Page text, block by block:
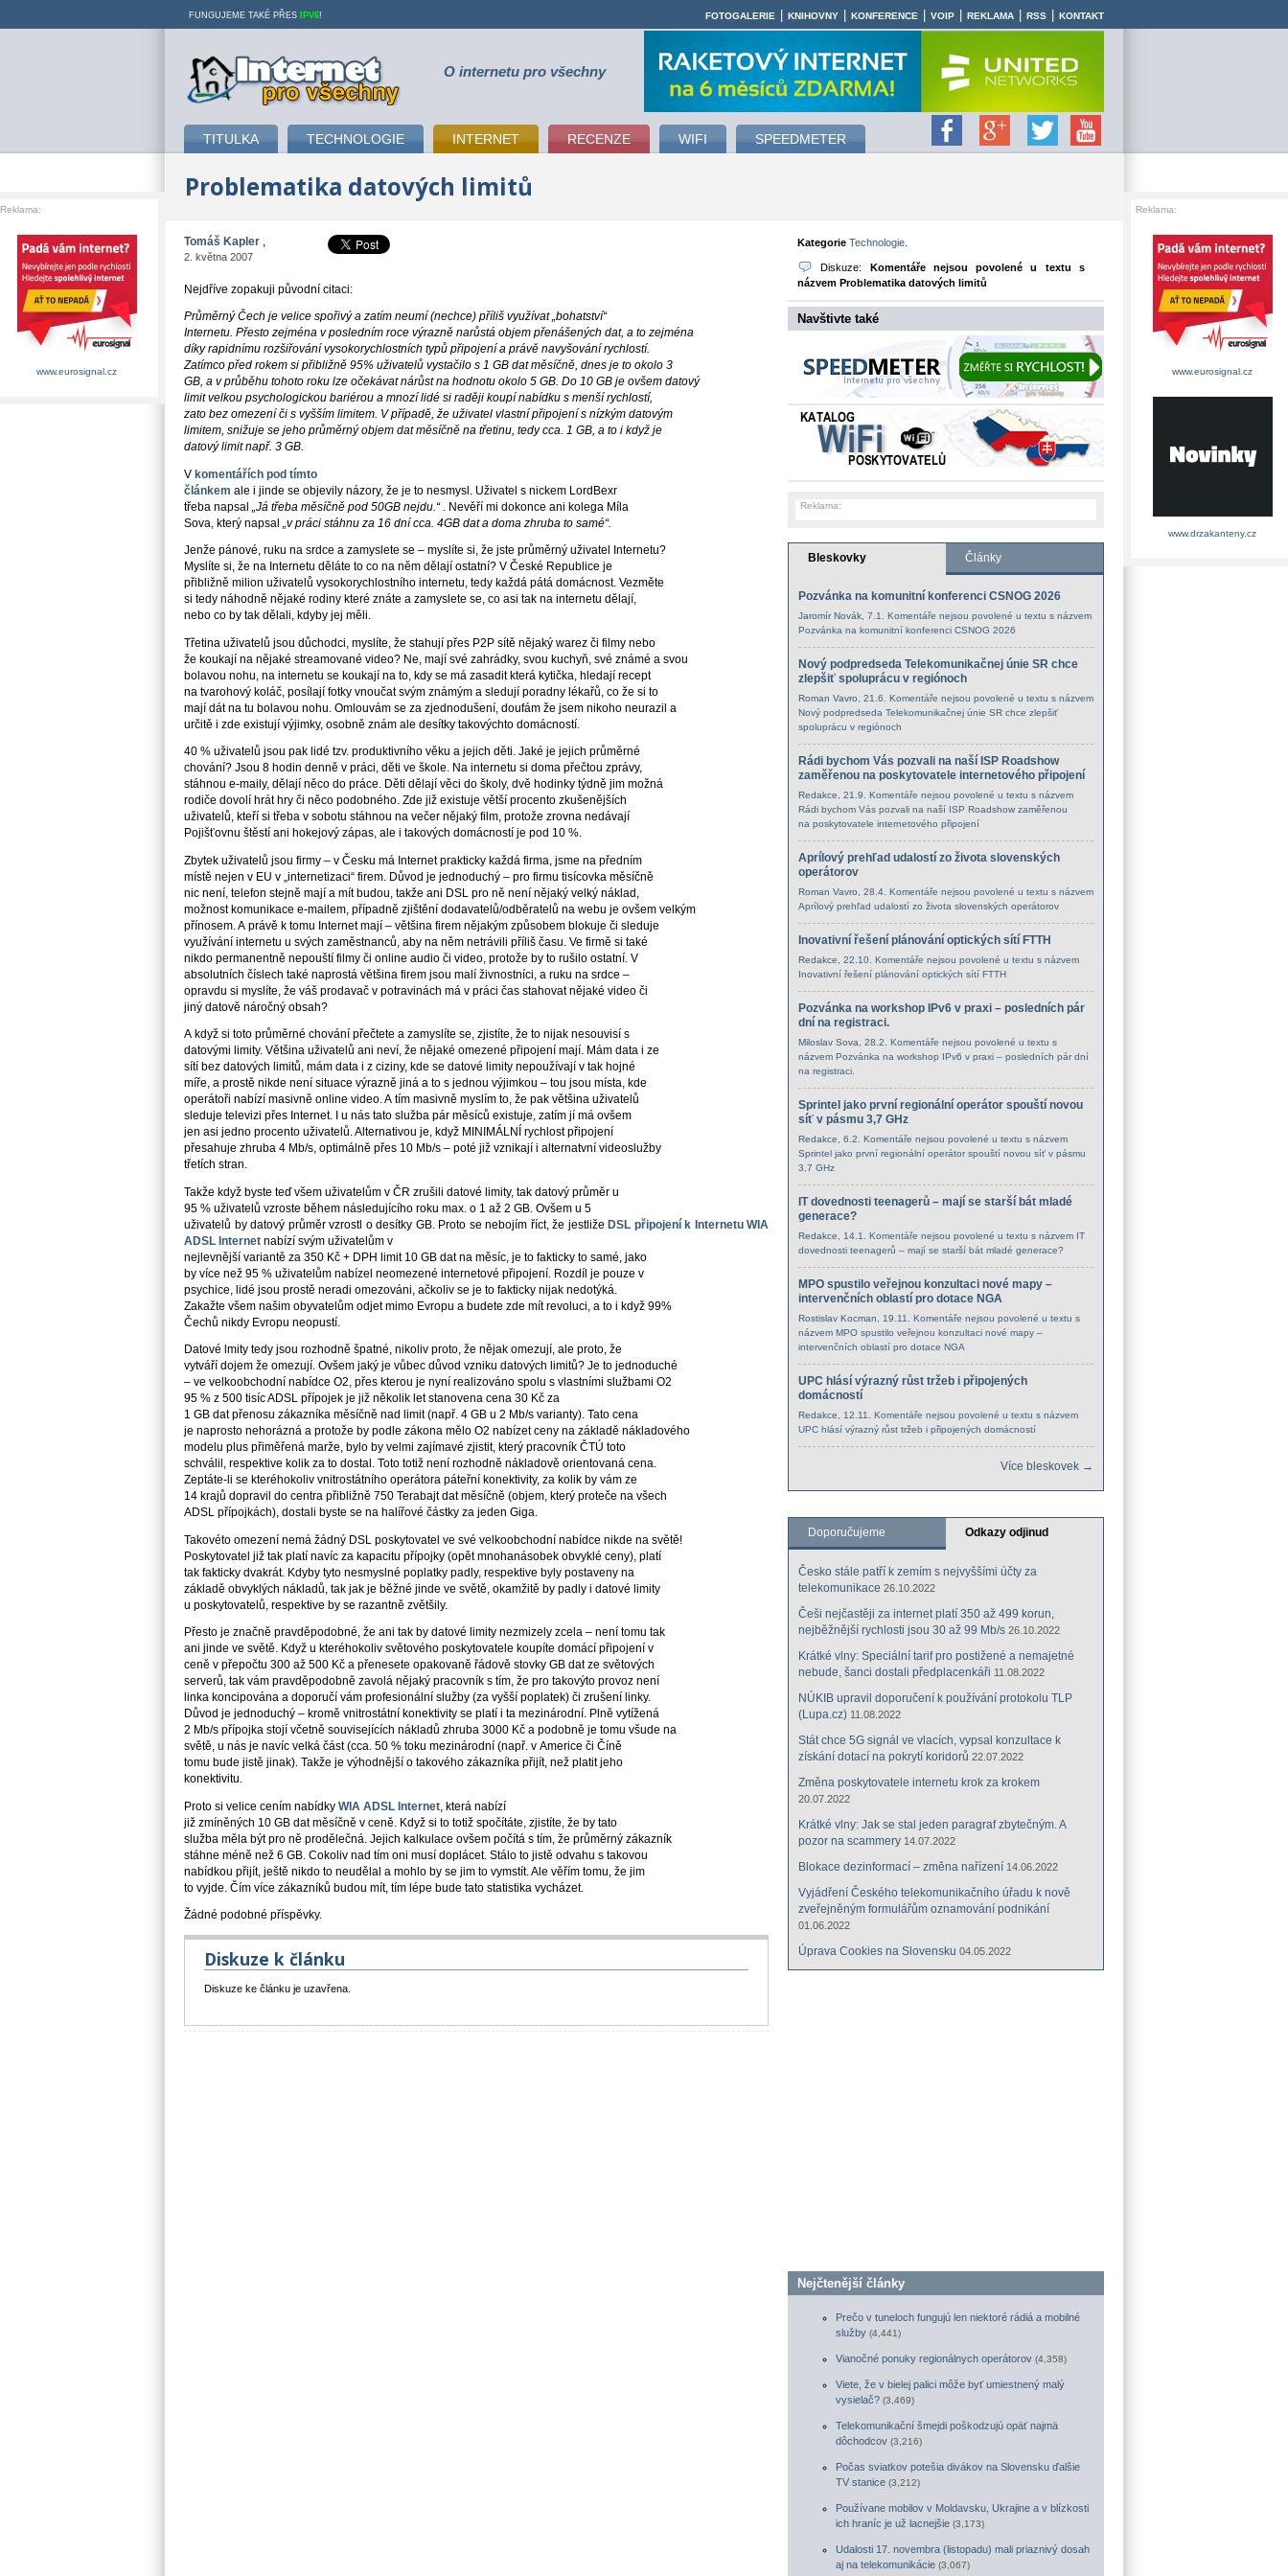
Internet pro všechny O internetu pro všechny
TITULKA TECHNOLOGIE INTERNET RECENZE WIFI SPEEDMETER
FUNGUJEME TAKÉ PŘES IPV6! FOTOGALERIE KNIHOVNY KONFERENCE VOIP REKLAMA RSS KONTAKT
Problematika datových limitů
Tomáš Kapler
2. května 2007
Nejdříve zopakuji původní citaci:
Průměrný Čech je velice spořivý a zatím neumí (nechce) příliš využívat „bohatství“
Internetu. Přesto zejména v posledním roce výrazně narůstá objem přenášených dat, a to zejména
díky rapidnímu rozšiřování vysokorychlostních typů připojení a právě navyšování rychlostí.
Zatímco před rokem si přibližně 95% uživatelů vystačilo s 1 GB dat měsíčně, dnes je to okolo 3
GB, a v průběhu tohoto roku lze očekávat nárůst na hodnotu okolo 5 GB. Do 10 GB je ovšem datový
limit velkou psychologickou bariérou a mnozí lidé si raději koupí nabídku s menší rychlostí,
zato bez omezení či s vyšším limitem. V případě, že uživatel vlastní připojení s nízkým datovým
limitem, snižuje se jeho průměrný objem dat měsíčně na třetinu, tedy cca. 1 GB, a to i když je
datový limit např. 3 GB.
V komentářích pod tímto
článkem ale i jinde se objevily názory, že je to nesmysl. Uživatel s nickem LordBexr
třeba napsal
„Já třeba měsíčně pod 50GB nejdu.“. Nevěří mi dokonce ani kolega Míla
Sova, který napsal
„v práci stáhnu za 16 dní cca. 4GB dat a doma zhruba to samé“.
Jenže pánové, ruku na srdce a zamyslete se – myslíte si, že jste průměrný uživatel Internetu?
Myslíte si, že na Internetu děláte to co na něm dělají ostatní? V České Republice je
přibližně milion uživatelů vysokorychlostního internetu, tedy každá pátá domácnost. Vezměte
si tedy náhodně nějaké rodiny které znáte a zamyslete se, co asi tak na internetu dělají,
nebo co by tak dělali, kdyby jej měli.
Třetina uživatelů jsou důchodci, myslíte, že stahují přes P2P sítě nějaký warez či filmy nebo
že koukají na nějaké streamované video? Ne, mají své zahrádky, svou kuchyň, své známé a svou
bolavou nohu, na internetu se koukají na to, kdy se má zasadit která kytička, hledají recept
na tvarohový koláč, posílají fotky vnoučat svým známým a sledují poradny lékařů, co že si to
mají dát na tu bolavou nohu. Omlouvám se za zjednodušení, doufám že jsem nikoho neurazil a
určitě i zde existují výjimky, osobně znám ale desítky takovýchto domácností.
40 % uživatelů jsou pak lidé tzv. produktivního věku a jejich děti. Jaké je jejich průměrné
chování? Jsou 8 hodin denně v práci, děti ve škole. Na internetu si doma přečtou zprávy,
stáhnou e-maily, dělají něco do práce. Děti dělají věci do školy, dvě hodinky týdně jim možná
rodiče dovolí hrát hry či něco podobného. Zde již existuje větší procento zkušenějších
uživatelů, kteří si třeba v sobotu stáhnou na večer nějaký film, protože zrovna nedávají
Pojišťovnu štěstí ani hokejový zápas, ale i takových domácností je pod 10 %.
Zbytek uživatelů jsou firmy – v Česku má Internet prakticky každá firma, jsme na předním
místě nejen v EU v „internetizaci“ firem. Důvod je jednoduchý – pro firmu tisícovka měsíčně
nic není, telefon stejně mají a mít budou, takže ani DSL pro ně není nějaký velký náklad,
možnost komunikace e-mailem, případně zjištění dodavatelů/odběratelů na webu je ovšem velkým
přínosem. A právě k tomu Internet mají – většina firem nějakým způsobem blokuje či sleduje
využívání internetu u svých zaměstnanců, aby na něm netrávili příliš času. Ve firmě si také
nikdo permanentně nepouští filmy či online audio či video, protože by to rušilo ostatní. V
absolutních číslech také naprostá většina firem jsou malí živnostníci, a ruku na srdce –
opravdu si myslíte, že váš prodavač v potravinách má v práci čas stahovat nějaké video či
jiný datově náročný obsah?
A když si toto průměrné chování přečtete a zamyslíte se, zjistíte, že to nijak nesouvisí s
datovými limity. Většina uživatelů ani neví, že nějaké omezené připojení mají. Mám data i ze
sítí bez datových limitů, mám data i z ciziny, kde se datové limity nepoužívají v tak hojné
míře, a prostě nikde není situace výrazně jiná a to s jednou výjimkou – tou jsou místa, kde
operátoři nabízí masivně online video. A tím masivně myslím to, že pak většina uživatelů
sleduje televizi přes Internet. I u nás tato služba pár měsíců existuje, zatím jí má ovšem
jen asi jedno procento uživatelů. Alternativou je, když MINIMÁLNÍ rychlost připojení
přesahuje zhruba 4 Mb/s, optimálně přes 10 Mb/s – poté již vznikají i alternatvní videoslužby
třetích stran.
Takže když byste teď všem uživatelům v ČR zrušili datové limity, tak datový průměr u
95 % uživatelů vzroste během následujícího roku max. o 1 až 2 GB. Ovšem u 5
uživatelů by datový průměr vzrostl o desítky GB. Proto se nebojím říct, že jestliže DSL připojení k Internetu WIA
ADSL Internet nabízí svým uživatelům v
nejlevnější variantě za 350 Kč + DPH limit 10 GB dat na měsíc, je to fakticky to samé, jako
by více než 95 % uživatelům nabízel neomezené internetové připojení. Rozdíl je pouze v
psychice, lidé jsou prostě neradi omezováni, ačkoliv se je to fakticky nijak nedotýká.
Zakažte všem našim obyvatelům odjet mimo Evropu a budete zde mít revoluci, a to i když 99%
Čechů nikdy Evropu neopustí.
Datové lmity tedy jsou rozhodně špatné, nikoliv proto, že nějak omezují, ale proto, že
vytváří dojem že omezují. Ovšem jaký je vůbec důvod vzniku datových limitů? Je to jednoduché
– ve velkoobchodní nabídce O2, přes kterou je nyní realizováno spolu s vlastními službami O2
95 % z 500 tisíc ADSL přípojek je již několik let stanovena cena 30 Kč za
1 GB dat přenosu zákazníka měsíčně nad limit (např. 4 GB u 2 Mb/s varianty). Tato cena
je naprosto nehorázná a protože by podle zákona mělo O2 nabízet ceny na základě nákladového
modelu plus přiměřená marže, bylo by velmi zajímavé zjistit, který pracovník ČTÚ toto
schválil, respektive kolik za to dostal. Toto totiž není rozhodně nákladově orientovaná cena.
Zeptáte-li se kteréhokoliv vnitrostátního operátora páteřní konektivity, za kolik by vám ze
14 krajů dopravil do centra přibližně 750 Terabajt dat měsíčně (objem, který proteče na všech
ADSL přípojkách), dostali byste se na halířové částky za jeden Giga.
Takovéto omezení nemá žádný DSL poskytovatel ve své velkoobchodní nabídce nikde na světě!
Poskytovatel již tak platí navíc za kapacitu přípojky (opět mnohanásobek obvyklé ceny), platí
tak fakticky dvakrát. Kdyby tyto nesmyslné poplatky padly, respektive byly postaveny na
základě obvyklých nákladů, tak jak je běžné jinde ve světě, okamžitě by padly i datové limity
u poskytovatelů, respektive by se razantně zvětšily.
Přesto je značně pravděpodobné, že ani tak by datové limity nezmizely zcela – není tomu tak
ani jinde ve světě. Když u kteréhokoliv světového poskytovatele koupíte domácí připojení v
ceně v přepočtu 300 až 500 Kč a přenesete opakovaně řádově stovky GB dat ze světových
serverů, tak vám pravděpodobně zavolá nějaký pracovník s tím, že pro takovýto provoz není
linka koncipována a doporučí vám profesionální služby (za vyšší poplatek) či zrušení linky.
Důvod je jednoduchý – kromě vnitrostátní konektivity se platí i ta mezinárodní. Plně vytížená
2 Mb/s přípojka stojí včetně souvisejících nákladů zhruba 3000 Kč a podobně je tomu všude na
světě, u nás je navíc velká část (cca. 50 % toku mezinárodní (např. v Americe či Číně
tomu bude jistě jinak). Takže je výhodnější o takového zákazníka přijít, než platit jeho
konektivitu.
Proto si velice cením nabídky WIA ADSL Internet , která nabízí
již zmíněných 10 GB dat měsíčně v ceně. Když si to totiž spočítáte, zjistíte, že by tato
služba měla být pro ně prodělečná. Jejich kalkulace ovšem počítá s tím, že průměrný zákazník
stáhne méně než 6 GB. Cokoliv nad tím oni musí doplácet. Stálo to jistě odvahu s takovou
nabídkou přijít, ještě nikdo to neudělal a mohlo by se jim to vymstít. Ale věřím tomu, že jim
to vyjde. Čím více zákazníků budou mít, tím lépe bude tato statistika vycházet.
Žádné podobné příspěvky.
Diskuze k článku
Diskuze ke článku je uzavřena.
Kategorie Technologie
Diskuze: Komentáře nejsou povolené u textu s
názvem Problematika datových limitů
Navštivte také
Reklama:
Bleskovky
Pozvánka na komunitní konferenci CSNOG 2026
Jaromír Novák , 7.1. Komentáře nejsou povolené u textu s názvem
Pozvánka na komunitní konferenci CSNOG 2026
Nový podpredseda Telekomunikačnej únie SR chce
zlepšiť spoluprácu v regiónoch
Roman Vavro , 21.6. Komentáře nejsou povolené u textu s názvem
Nový podpredseda Telekomunikačnej únie SR chce zlepšiť
spoluprácu v regiónoch
Rádi bychom Vás pozvali na naší ISP Roadshow
zaměřenou na poskytovatele internetového připojení
Redakce , 21.9. Komentáře nejsou povolené u textu s názvem
Rádi bychom Vás pozvali na naší ISP Roadshow zaměřenou
na poskytovatele internetového připojení
Aprílový prehľad udalostí zo života slovenských
operátorov
Roman Vavro , 28.4. Komentáře nejsou povolené u textu s názvem
Aprílový prehľad udalostí zo života slovenských operátorov
Inovativní řešení plánování optických sítí FTTH
Redakce , 22.10. Komentáře nejsou povolené u textu s názvem
Inovativní řešení plánování optických sítí FTTH
Pozvánka na workshop IPv6 v praxi – posledních pár
dní na registraci.
Miloslav Sova , 28.2. Komentáře nejsou povolené u textu s
názvem Pozvánka na workshop IPv6 v praxi – posledních pár dní
na registraci.
Sprintel jako první regionální operátor spouští novou
síť v pásmu 3,7 GHz
Redakce , 6.2. Komentáře nejsou povolené u textu s názvem
Sprintel jako první regionální operátor spouští novou síť v pásmu
3,7 GHz
IT dovednosti teenagerů – mají se starší bát mladé
generace?
Redakce , 14.1. Komentáře nejsou povolené u textu s názvem IT
dovednosti teenagerů – mají se starší bát mladé generace?
MPO spustilo veřejnou konzultaci nové mapy –
intervenčních oblastí pro dotace NGA
Rostislav Kocman , 19.11. Komentáře nejsou povolené u textu s
názvem MPO spustilo veřejnou konzultaci nové mapy –
intervenčních oblastí pro dotace NGA
UPC hlásí výrazný růst tržeb i připojených
domácností
Redakce , 12.11. Komentáře nejsou povolené u textu s názvem
UPC hlásí výrazný růst tržeb i připojených domácností
Více bleskovek →
Články
Doporučujeme Odkazy odjinud
Česko stále patří k zemím s nejvyššími účty za
telekomunikace 26.10.2022
Češi nejčastěji za internet platí 350 až 499 korun,
nejběžnější rychlosti jsou 30 až 99 Mb/s 26.10.2022
Krátké vlny: Speciální tarif pro postižené a nemajetné
nebude, šanci dostali předplacenkáři 11.08.2022
NÚKIB upravil doporučení k používání protokolu TLP
(Lupa.cz) 11.08.2022
Stát chce 5G signál ve vlacích, vypsal konzultace k
získání dotací na pokrytí koridorů 22.07.2022
Změna poskytovatele internetu krok za krokem
20.07.2022
Krátké vlny: Jak se stal jeden paragraf zbytečným. A
pozor na scammery 14.07.2022
Blokace dezinformací – změna nařízení 14.06.2022
Vyjádření Českého telekomunikačního úřadu k nově
zveřejněným formulářům oznamování podnikání
01.06.2022
Úprava Cookies na Slovensku 04.05.2022
Nejčtenější články
Prečo v tuneloch fungujú len niektoré rádiá a mobilné
služby (4,441)
Vianočné ponuky regionálnych operátorov (4,358)
Viete, že v bielej palici môže byť umiestnený malý
vysielač? (3,469)
Telekomunikační šmejdi poškodzujú opäť najmä
dôchodcov (3,216)
Počas sviatkov potešia divákov na Slovensku ďalšie
TV stanice (3,212)
Používane mobilov v Moldavsku, Ukrajine a v blízkosti
ich hraníc je už lacnejšie (3,173)
Udalosti 17. novembra (listopadu) mali priaznivý dosah
aj na telekomunikácie (3,067)
Reklama:
www.eurosignal.cz
Reklama:
www.eurosignal.cz
www.drzakanteny.cz